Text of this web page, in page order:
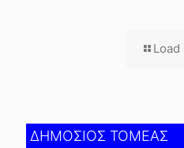
Load
ΔΗΜΟΣΙΟΣ ΤΟΜΕΑΣ